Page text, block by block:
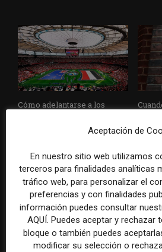
Cómo adelantarse a los
en las noticias de última hora:
durante el Mundial de...
llegar
Aceptación de
En nuestro sitio web utilizamos
terceros para finalidades analíticas
tráfico web, para personalizar el
preferencias y con finalidades
información puedes consultar
AQUÍ. Puedes aceptar y rechazar
bloque o también puedes
modificar su selección o